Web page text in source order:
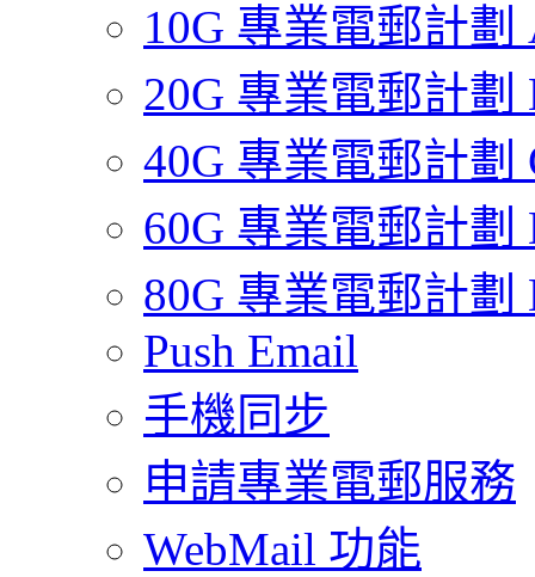
10G 專業電郵計劃
20G 專業電郵計劃
40G 專業電郵計劃
60G 專業電郵計劃
80G 專業電郵計劃
Push Email
手機同步
申請專業電郵服務
WebMail 功能